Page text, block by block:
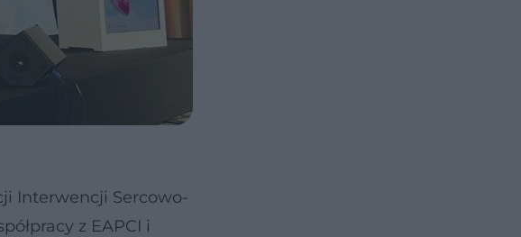
Interwencji Sercowo-
z EAPCI i